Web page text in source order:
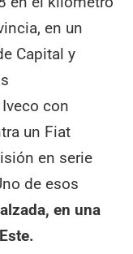
en un
Capital y
con
un Fiat
en serie
de esos
en una